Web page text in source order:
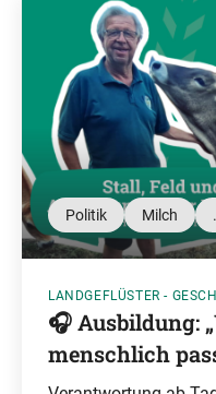
Politik Milch
LANDGEFLÜSTER -
🎧 Ausbildung:
menschlich